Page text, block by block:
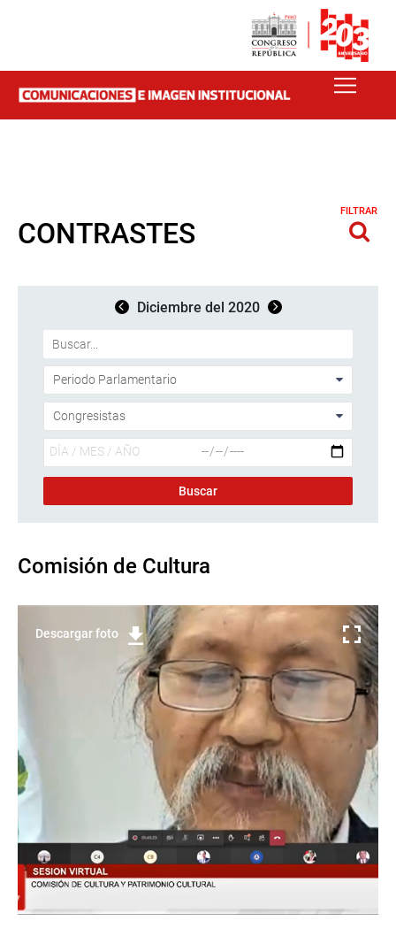
CONTRASTES
FILTRAR
Diciembre del 2020
Comisión de Cultura
Descargar foto